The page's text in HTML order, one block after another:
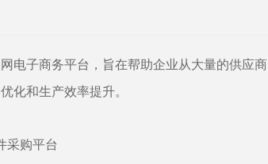
电子商务平台，旨在帮助企业从大量的供应商
化和生产效率提升。